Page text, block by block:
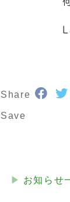
Share
Save
お知らせ